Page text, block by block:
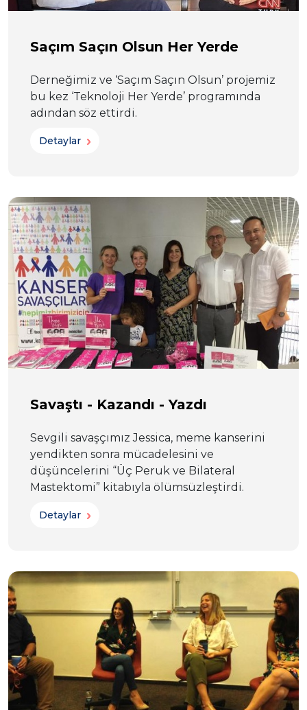
Saçım Saçın Olsun Her Yerde
Derneğimiz ve ‘Saçım Saçın Olsun’ projemiz
bu kez ‘Teknoloji Her Yerde’ programında
adından söz ettirdi.
Detaylar
Savaştı - Kazandı - Yazdı
Sevgili savaşçımız Jessica, meme kanserini
yendikten sonra mücadelesini ve
düşüncelerini “Üç Peruk ve Bilateral
Mastektomi” kitabıyla ölümsüzleştirdi.
Detaylar